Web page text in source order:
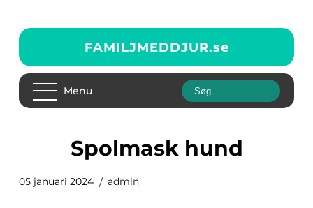
FAMILJMEDDJUR.se
Menu
spolmask hund
05 januari 2024 admin